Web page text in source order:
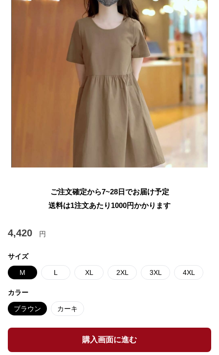
ご注文確定から7~28日でお届け予定
送料は1注文あたり 1000円かかります
4,420 円
サイズ
M L XL 2XL 3XL 4XL
カラー
ブラウン カーキ
購入画面に進む